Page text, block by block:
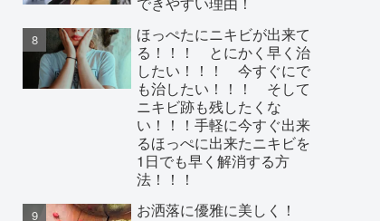
ほっぺたにニキビが出来て
る！！！ とにかく早く治
したい！！！ 今すぐにで
も治したい！！！ そして
ニキビ跡も残したくな
い！！！手軽に今すぐ出来
るほっぺに出来たニキビを
1日でも早く解消する方
法！！！
お洒落に優雅に美しく！